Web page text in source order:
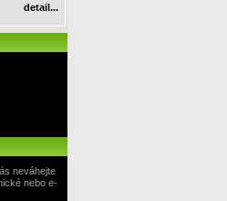
detail...
neváhejte
nebo e-